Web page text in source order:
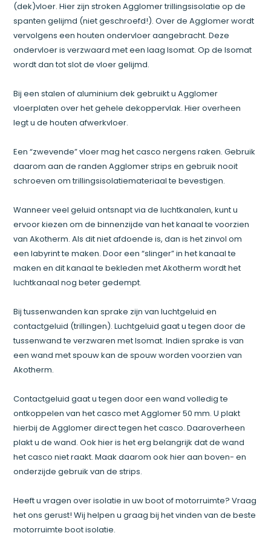
(dek)vloer. Hier zijn stroken Agglomer trillingsisolatie op de
spanten gelijmd (niet geschroefd!). Over de Agglomer wordt
vervolgens een houten ondervloer aangebracht. Deze
ondervloer is verzwaard met een laag Isomat. Op de Isomat
wordt dan tot slot de vloer gelijmd.
Bij een stalen of aluminium dek gebruikt u Agglomer
vloerplaten over het gehele dekoppervlak. Hier overheen
legt u de houten afwerkvloer.
Een “zwevende” vloer mag het casco nergens raken. Gebruik
daarom aan de randen Agglomer strips en gebruik nooit
schroeven om trillingsisolatiemateriaal te bevestigen.
Wanneer veel geluid ontsnapt via de luchtkanalen, kunt u
ervoor kiezen om de binnenzijde van het kanaal te voorzien
van Akotherm. Als dit niet afdoende is, dan is het zinvol om
een labyrint te maken. Door een “slinger” in het kanaal te
maken en dit kanaal te bekleden met Akotherm wordt het
luchtkanaal nog beter gedempt.
Bij tussenwanden kan sprake zijn van luchtgeluid en
contactgeluid (trillingen). Luchtgeluid gaat u tegen door de
tussenwand te verzwaren met Isomat. Indien sprake is van
een wand met spouw kan de spouw worden voorzien van
Akotherm.
Contactgeluid gaat u tegen door een wand volledig te
ontkoppelen van het casco met Agglomer 50 mm. U plakt
hierbij de Agglomer direct tegen het casco. Daaroverheen
plakt u de wand. Ook hier is het erg belangrijk dat de wand
het casco niet raakt. Maak daarom ook hier aan boven- en
onderzijde gebruik van de strips.
Heeft u vragen over isolatie in uw boot of motorruimte? Vraag
het ons gerust! Wij helpen u graag bij het vinden van de beste
motorruimte boot isolatie.